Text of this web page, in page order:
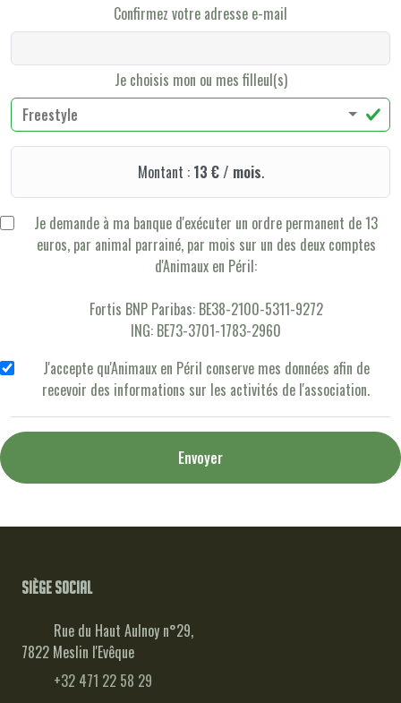
Confirmez votre adresse e-mail
Je choisis mon ou mes filleul(s)
Freestyle
Montant : 13 € / mois.
Je demande à ma banque d'exécuter un ordre permanent de 13
euros, par animal parrainé, par mois sur un des deux comptes
d'Animaux en Péril:
Fortis BNP Paribas: BE38-2100-5311-9272
ING: BE73-3701-1783-2960
J'accepte qu'Animaux en Péril conserve mes données afin de
recevoir des informations sur les activités de l'association.
Envoyer
Siège social
Rue du Haut Aulnoy n°29,
7822 Meslin l'Evêque
+32 471 22 58 29